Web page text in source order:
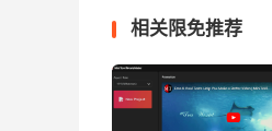
相关限免推荐